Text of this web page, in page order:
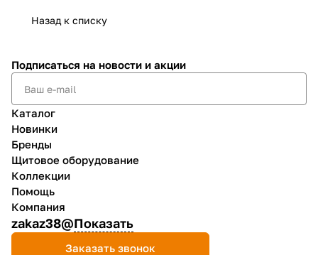
Назад к списку
Подписаться на новости и акции
Каталог
Новинки
Бренды
Щитовое оборудование
Коллекции
Помощь
Компания
zakaz38@Показать
Заказать звонок